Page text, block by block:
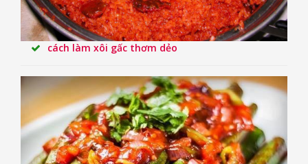
cách làm xôi gấc thơm dẻo